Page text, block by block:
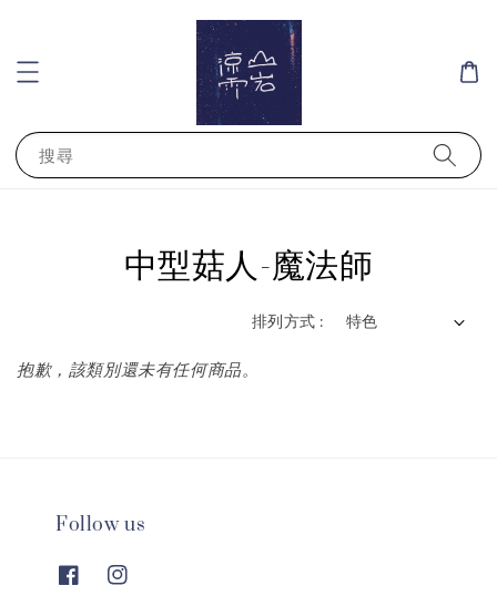
搜尋
中型菇人-魔法師
排列方式 :
抱歉，該類別還未有任何商品。
Follow us